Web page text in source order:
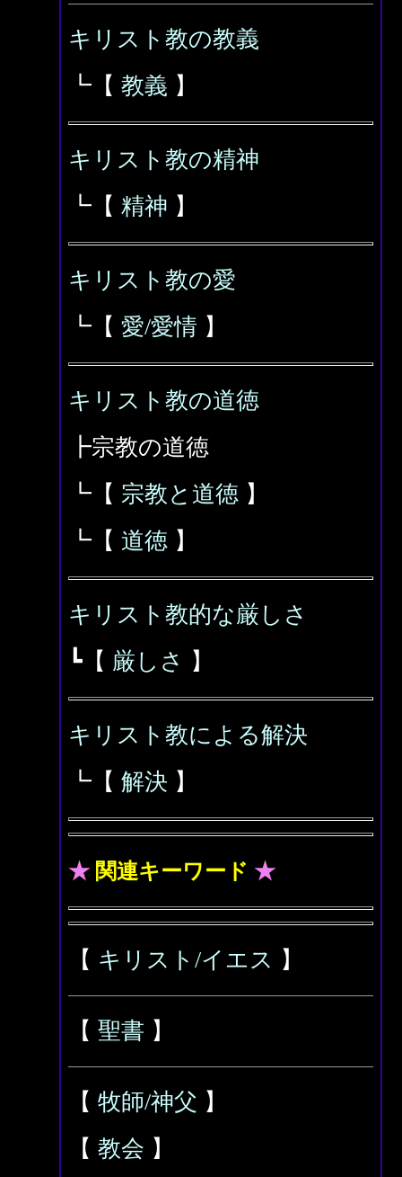
キリスト教の教義
┗【 教義 】
キリスト教の精神
┗【 精神 】
キリスト教の愛
┗【 愛/愛情 】
キリスト教の道徳
┣宗教の道徳
┗【 宗教と道徳 】
┗【 道徳 】
キリスト教的な厳しさ
┗【 厳しさ 】
キリスト教による解決
┗【 解決 】
★ 関連キーワード ★
【 キリスト/イエス 】
【 聖書 】
【 牧師/神父 】
【 教会 】